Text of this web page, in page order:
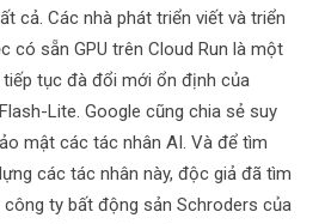
cả. Các nhà phát triển viết và triển
có sẵn GPU trên Cloud Run là một
tiếp tục đà đổi mới ổn định của
Lite. Google cũng chia sẻ suy
mật các tác nhân AI. Và để tìm
các tác nhân này, độc giả đã tìm
công ty bất động sản Schroders của